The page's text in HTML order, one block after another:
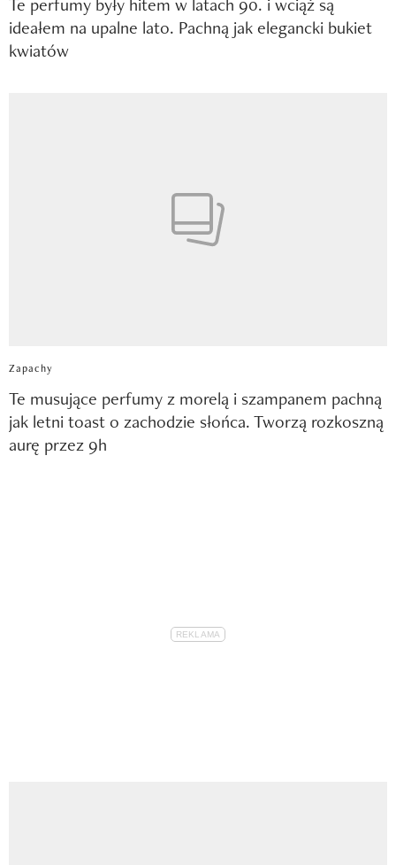
Te perfumy były hitem w latach 90. i wciąż są
ideałem na upalne lato. Pachną jak elegancki bukiet
kwiatów
Zapachy
Te musujące perfumy z morelą i szampanem pachną
jak letni toast o zachodzie słońca. Tworzą rozkoszną
aurę przez 9h